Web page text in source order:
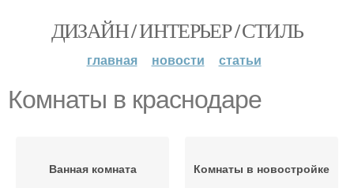
ДИЗАЙН / ИНТЕРЬЕР / СТИЛЬ
главная новости статьи
Комнаты в краснодаре
Ванная комната Комнаты в новостройке